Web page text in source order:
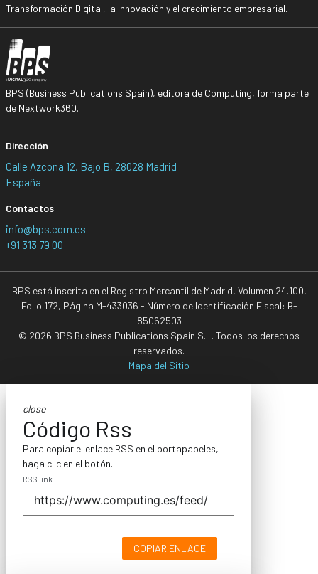
Transformación Digital, la Innovación y el crecimiento empresarial.
BPS (Business Publications Spain), editora de Computing, forma parte
de Nextwork360.
Dirección
Calle Azcona 12, Bajo B, 28028 Madrid
España
Contactos
info@bps.com.es
+91 313 79 00
BPS está inscrita en el Registro Mercantil de Madrid, Volumen 24.100,
Folio 172, Página M-433036 - Número de Identificación Fiscal: B-
85062503
© 2026 BPS Business Publications Spain S.L. Todos los derechos
reservados.
Mapa del Sitio
close
Código Rss
Para copiar el enlace RSS en el portapapeles,
haga clic en el botón.
RSS link
COPIAR ENLACE